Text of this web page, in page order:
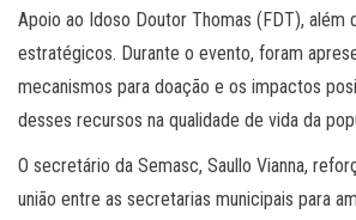
Apoio ao Idoso Doutor Thomas (FDT), além
estratégicos. Durante o evento, foram
mecanismos para doação e os impactos
desses recursos na qualidade de vida da
O secretário da Semasc, Saullo Vianna,
união entre as secretarias municipais para